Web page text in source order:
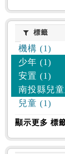
標籤標籤
機構 (1)
少年 (1)
安置 (1)
南投縣兒
兒童 (1)
顯示更多 標籤